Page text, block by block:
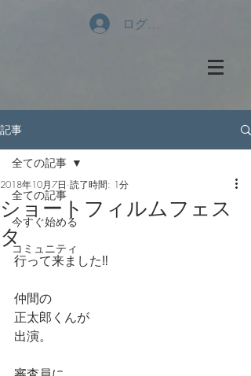
ログイン
記事
全ての記事
今すぐ始める
コミュニティ
全ての記事
ショートフィルムフェス
タ
2018年10月7日 読了時間: 1分
行って来ました‼️
仲間の
正太郎くんが
出演。